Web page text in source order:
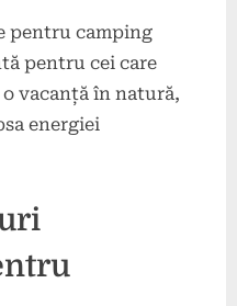
pentru camping
pentru cei care
o vacanță în natură,
energiei